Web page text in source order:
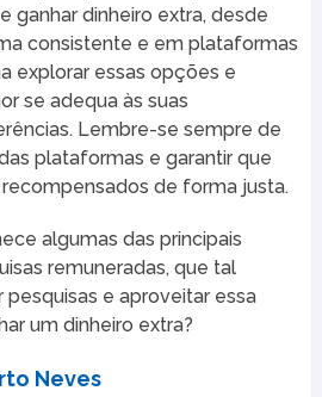
ganhar dinheiro extra, desde
consistente e em plataformas
explorar essas opções e
se adequa às suas
Lembre-se sempre de
plataformas e garantir que
de forma justa.
algumas das principais
remuneradas, que tal
e aproveitar essa
um dinheiro extra?
Neves